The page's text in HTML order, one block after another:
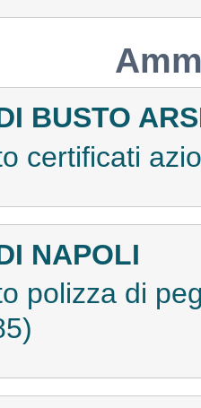
BUSTO
certificati
NAPOLI
polizza di